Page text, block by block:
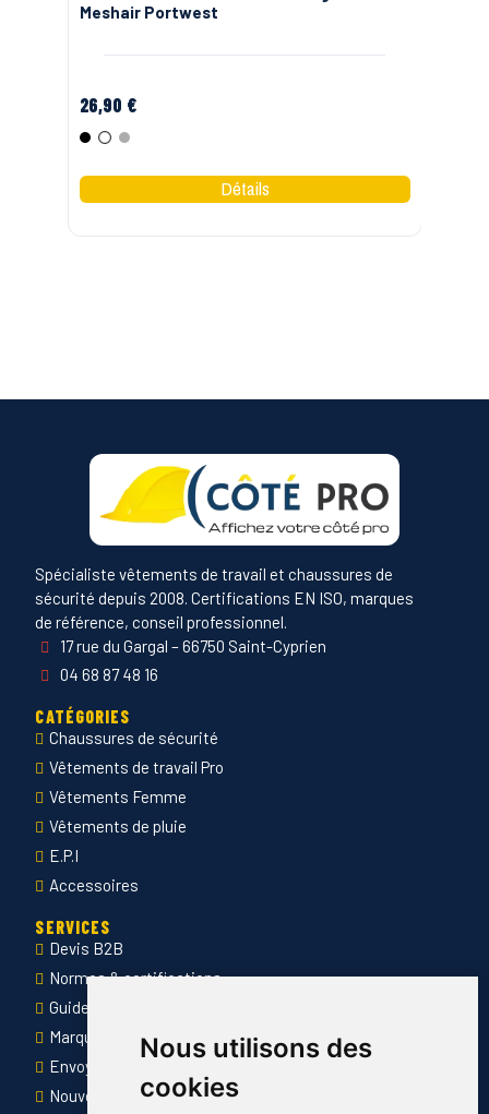
Nous utilisons des
cookies
Meshair Portwest
26,90 €
NoirBlancGris
Spécialiste vêtements de travail et chaussures de
sécurité depuis 2008. Certifications EN ISO, marques
de référence, conseil professionnel.
17 rue du Gargal – 66750 Saint-Cyprien
04 68 87 48 16
CATÉGORIES
Chaussures de sécurité
Vêtements de travail Pro
Vêtements Femme
Vêtements de pluie
E.P.I
Accessoires
SERVICES
Devis B2B
Normes & certifications
Guide des tailles
Marquage des vêtements professionnels
Envoyer Mandats administratifs
Nouveautés